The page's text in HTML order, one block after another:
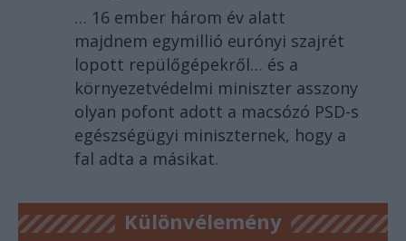
… 16 ember három év alatt
majdnem egymillió eurónyi szajrét
lopott repülőgépekről… és a
környezetvédelmi miniszter asszony
olyan pofont adott a macsózó PSD-s
egészségügyi miniszternek, hogy a
fal adta a másikat.
Különvélemény